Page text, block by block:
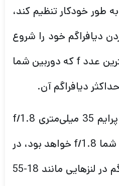
طور خودکار تنظیم کند،
دیافراگم خود را شروع
کنید تا زمانی که به کمترین عدد f که دوربین شما
دیافراگم آن.
به عنوان مثال، اگر لنز پرایم 35 میلی‌متری f/1.8
دارید، حداکثر دیافراگم شما f/1.8 خواهد بود، در
حالی که حداکثر دیافراگم در لنزهایی مانند 18-55